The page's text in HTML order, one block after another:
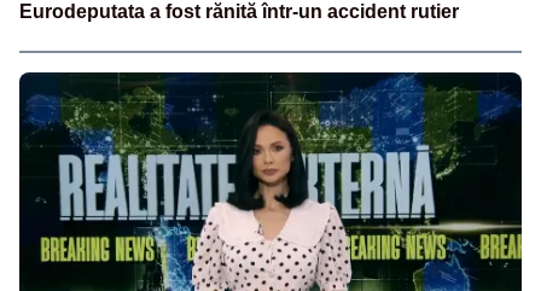
Eurodeputata a fost rănită într-un accident rutier